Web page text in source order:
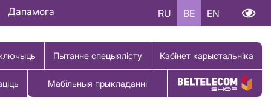
Дапамога RU BE EN
Пытанне спецыялісту Кабінет карыстальніка
Мабільныя прыкладанні Купіць тавар